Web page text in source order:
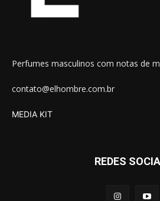
Perfumes masculinos com notas de
contato@elhombre.com.br
MEDIA KIT
REDES